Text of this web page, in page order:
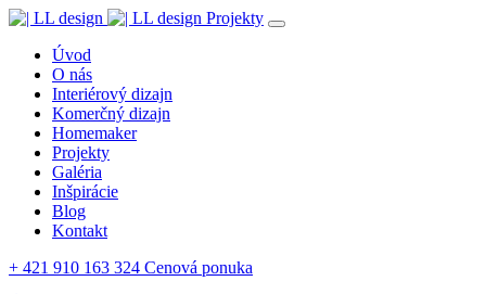
Projekty
Úvod
O nás
Interiérový dizajn
Komerčný dizajn
Homemaker
Projekty
Galéria
Inšpirácie
Blog
Kontakt
+ 421 910 163 324 Cenová ponuka